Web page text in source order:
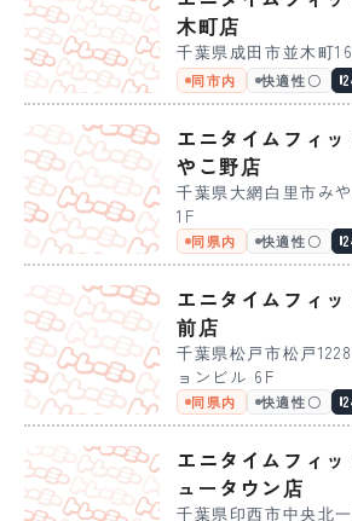
木町店
千葉県成田市並木町
同市内 快適性〇
エニタイムフィ
やこ野店
千葉県大網白里市み
1F
同県内 快適性〇
エニタイムフィ
前店
千葉県松戸市松戸
ョンビル 6F
同県内 快適性〇
エニタイムフィ
ュータウン店
千葉県印西市中央北